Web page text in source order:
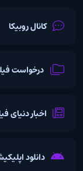
کانال روبیکا
درخواست
اخبار دنیای
دانلود